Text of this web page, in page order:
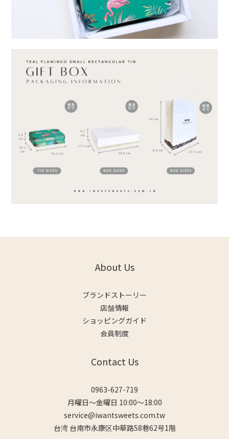
About Us
ブランドストーリー
店舗情報
ショッピングガイド
会員制度
Contact Us
0963-627-719
月曜日～金曜日 10:00～18:00
service@iwantsweets.com.tw
台湾 台南市永康区中華路58巷62号1階